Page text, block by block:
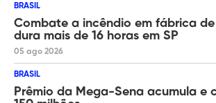
BRASIL
Combate a incêndio em fábrica
dura mais de 16 horas em SP
05 ago 2026
BRASIL
Prêmio da Mega-Sena acumula e